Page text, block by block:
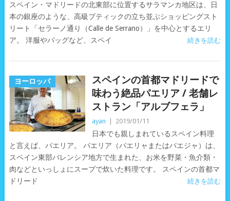
スペイン・マドリードの北東部に位置するサラマンカ地区は、日
本の銀座のような、高級ブティックの立ち並ぶショッピングスト
リート「セラーノ通り（Calle de Serrano）」を中心とするエリ
ア。 洋服やバッグなど、スペイ
続きを読む
ヨーロッパ
スペインの首都マドリードで
味わう絶品パエリア / 老舗レ
ストラン「アルブフェラ」
ayan 2019/01/11
日本でも親しまれているスペイン料理
と言えば、パエリア。 パエリア（パエリャまたはパエジャ）は、
スペイン東部バレンシア地方で生まれた、お米を野菜・魚介類・
肉などといっしょにスープで炊いた料理です。 スペインの首都マ
ドリード
続きを読む